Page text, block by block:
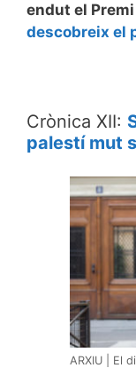
endut el
descobreix el
Crònica XII:
palestí mut
ARXIU | El